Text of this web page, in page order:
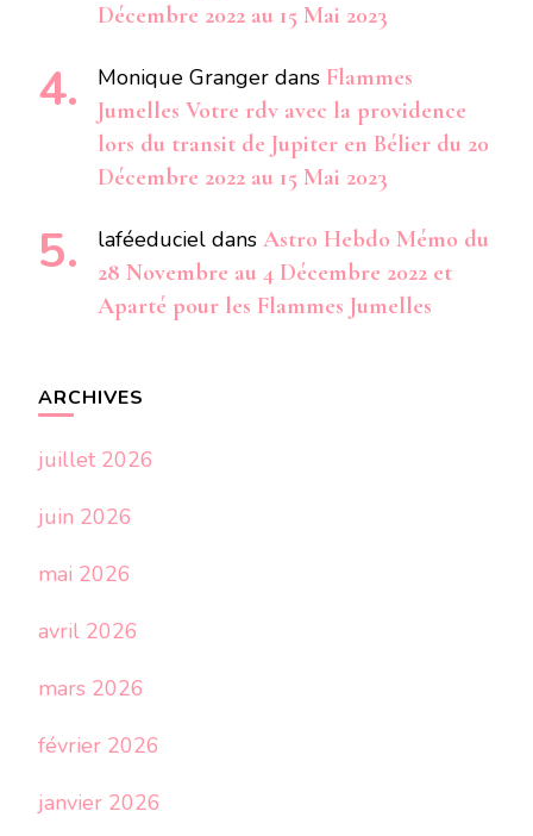
Décembre 2022 au 15 Mai 2023
Monique Granger dans Flammes
Jumelles Votre rdv avec la providence
lors du transit de Jupiter en Bélier du 20
Décembre 2022 au 15 Mai 2023
laféeduciel dans Astro Hebdo Mémo du
28 Novembre au 4 Décembre 2022 et
Aparté pour les Flammes Jumelles
ARCHIVES
juillet 2026
juin 2026
mai 2026
avril 2026
mars 2026
février 2026
janvier 2026